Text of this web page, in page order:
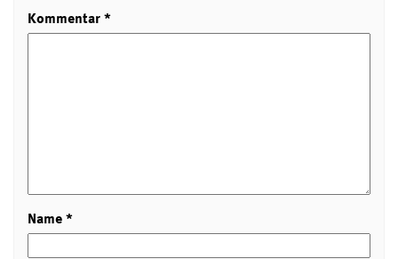
Kommentar*
Name*